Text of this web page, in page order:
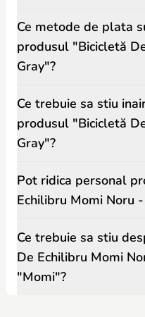
Ce metode de plata
produsul "Bicicletă
Gray"?
Ce trebuie sa stiu
produsul "Bicicletă
Gray"?
Pot ridica personal
Echilibru Momi Noru
Ce trebuie sa stiu
De Echilibru Momi
"Momi"?